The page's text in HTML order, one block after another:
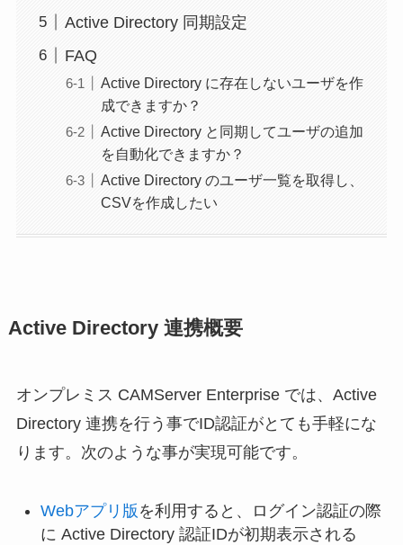
Active Directory 同期設定
FAQ
Active Directory に存在しないユーザを作
成できますか？
Active Directory と同期してユーザの追加
を自動化できますか？
Active Directory のユーザ一覧を取得し、
CSVを作成したい
Active Directory 連携概要
オンプレミス CAMServer Enterprise では、Active
Directory 連携を行う事でID認証がとても手軽にな
ります。次のような事が実現可能です。
Webアプリ版 を利用すると、ログイン認証の際
に Active Directory 認証IDが初期表示される